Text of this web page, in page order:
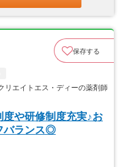
保存する
エイトエス・ディーの薬剤師
度や研修制度充実♪お
バランス◎